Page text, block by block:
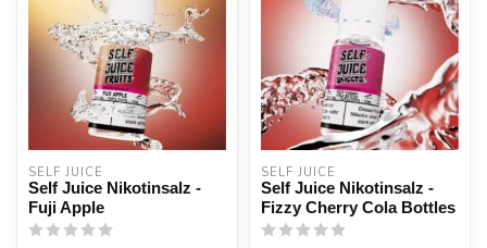
SELF JUICE
Self Juice Nikotinsalz -
Fuji Apple
SELF JUICE
Self Juice Nikotinsalz -
Fizzy Cherry Cola Bottles